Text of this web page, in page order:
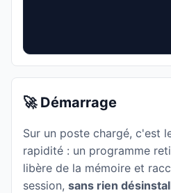
🚀 Démarrage
Sur un poste chargé, c'est
rapidité : un programme
libère de la mémoire et
session, sans rien